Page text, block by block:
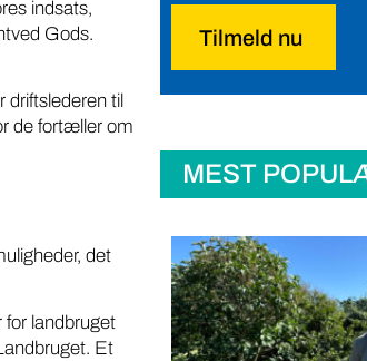
indsats,
Gods.
til
de fortæller om
det
for landbruget
Et
Tilmeld nu
MEST